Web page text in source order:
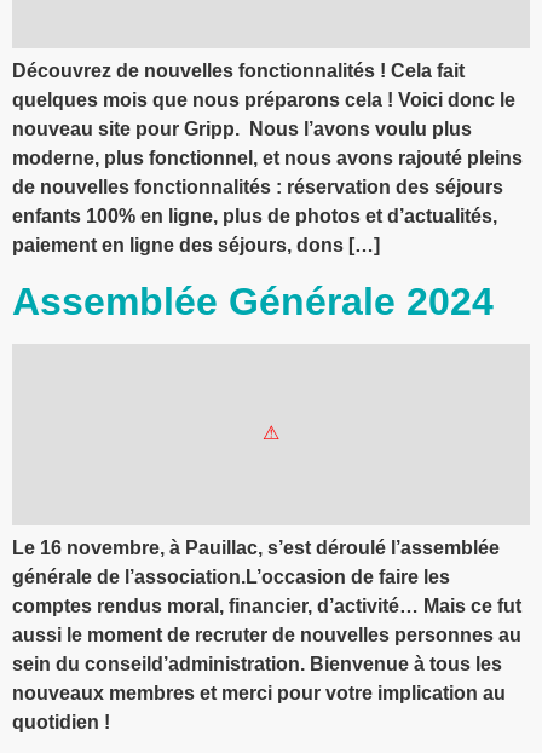
Découvrez de nouvelles fonctionnalités ! Cela fait
quelques mois que nous préparons cela ! Voici donc le
nouveau site pour Gripp. Nous l’avons voulu plus
moderne, plus fonctionnel, et nous avons rajouté pleins
de nouvelles fonctionnalités : réservation des séjours
enfants 100% en ligne, plus de photos et d’actualités,
paiement en ligne des séjours, dons […]
Assemblée Générale 2024
Le 16 novembre, à Pauillac, s’est déroulé l’assemblée
générale de l’association.L’occasion de faire les
comptes rendus moral, financier, d’activité… Mais ce fut
aussi le moment de recruter de nouvelles personnes au
sein du conseild’administration. Bienvenue à tous les
nouveaux membres et merci pour votre implication au
quotidien !